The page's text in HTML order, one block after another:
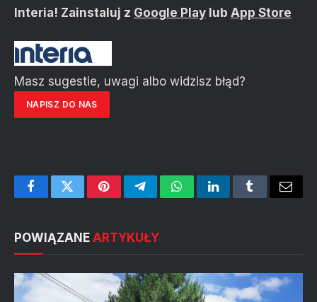
Interia! Zainstaluj z Google Play lub App Store
Masz sugestie, uwagi albo widzisz błąd?
NAPISZ DO NAS
FacebookTwitterPinterestTelegramWhatsAppLinkedInTumblrEmail
POWIĄZANE ARTYKUŁY